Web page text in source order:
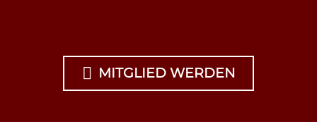
 MITGLIED WERDEN